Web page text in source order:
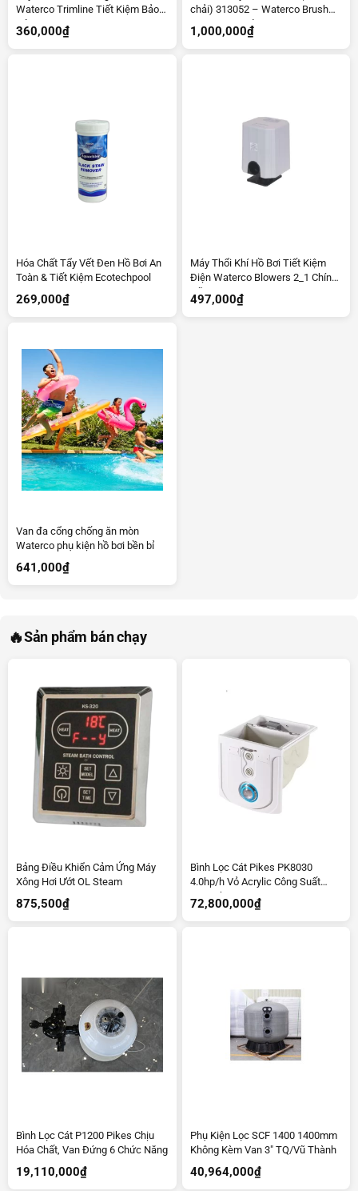
Waterco Trimline Tiết Kiệm Bảo
Trì
360,000₫
chải) 313052 – Waterco Brush
Vaccum Head 313052
1,000,000₫
Hóa Chất Tẩy Vết Đen Hồ Bơi An
Toàn & Tiết Kiệm Ecotechpool
269,000₫
Máy Thổi Khí Hồ Bơi Tiết Kiệm
Điện Waterco Blowers 2_1 Chính
Hãng
497,000₫
Van đa cổng chống ăn mòn
Waterco phụ kiện hồ bơi bền bỉ
641,000₫
🔥Sản phẩm bán chạy
Bảng Điều Khiển Cảm Ứng Máy
Xông Hơi Ướt OL Steam
875,500₫
Bình Lọc Cát Pikes PK8030
4.0hp/h Vỏ Acrylic Công Suất
47m3/h
72,800,000₫
Bình Lọc Cát P1200 Pikes Chịu
Hóa Chất, Van Đứng 6 Chức Năng
19,110,000₫
Phụ Kiện Lọc SCF 1400 1400mm
Không Kèm Van 3″ TQ/Vũ Thành
40,964,000₫